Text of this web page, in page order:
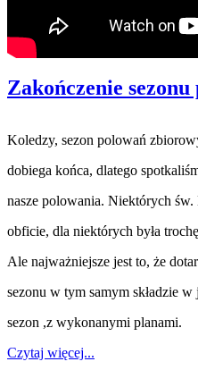
Zakończenie
Koledzy, sezon polowań
dobiega końca, dlatego
nasze polowania. Niektórych św.
obficie, dla niektórych była
Ale najważniejsze jest to, że
sezonu w tym samym składzie
sezon ,z wykonanymi planami.
Czytaj więcej...